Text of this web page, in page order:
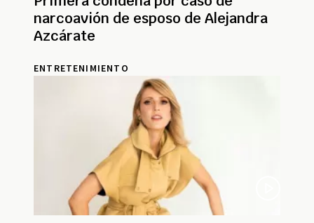
narcoavión de esposo de Alejandra
Azcárate
ENTRETENIMIENTO